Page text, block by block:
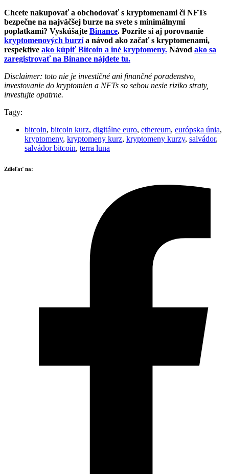
Chcete nakupovať a obchodovať s kryptomenami či NFTs
bezpečne na najväčšej burze na svete s minimálnymi
poplatkami? Vyskúšajte Binance. Pozrite si aj porovnanie
kryptomenových burzía návod ako začať s kryptomenami,
respektíve ako kúpiť Bitcoin a iné kryptomeny. Návod ako sa
zaregistrovať na Binance nájdete tu.
Disclaimer: toto nie je investičné ani finančné poradenstvo,
investovanie do kryptomien a NFTs so sebou nesie riziko straty,
investujte opatrne.
Tagy:
bitcoin, bitcoin kurz, digitálne euro, ethereum, európska únia,
kryptomeny, kryptomeny kurz, kryptomeny kurzy, salvádor,
salvádor bitcoin, terra luna
Zdieľať na: